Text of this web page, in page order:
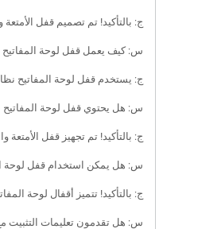
ج: بالتأكيد! تم تصميم قفل
س: كيف يعمل قفل لوحة المفاتيح
ج: يستخدم قفل لوحة المفاتيح
س: هل يحتوي قفل لوحة
ج: بالتأكيد! تم تجهيز قفل
س: هل يمكن استخدام قفل لوحة
ج: بالتأكيد! تتميز أقفال لوحة
س: هل تقدمون تعليمات التثبيت